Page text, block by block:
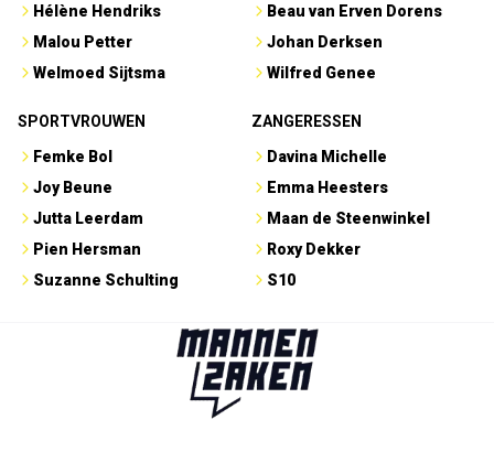
Hélène Hendriks
Malou Petter
Welmoed Sijtsma
Beau van Erven Dorens
Johan Derksen
Wilfred Genee
SPORTVROUWEN
Femke Bol
Joy Beune
Jutta Leerdam
Pien Hersman
Suzanne Schulting
ZANGERESSEN
Davina Michelle
Emma Heesters
Maan de Steenwinkel
Roxy Dekker
S10